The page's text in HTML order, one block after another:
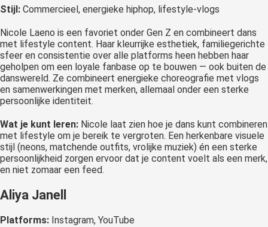
Stijl: Commercieel, energieke hiphop, lifestyle-vlogs
Nicole Laeno is een favoriet onder Gen Z en combineert dans
met lifestyle content. Haar kleurrijke esthetiek, familiegerichte
sfeer en consistentie over alle platforms heen hebben haar
geholpen om een loyale fanbase op te bouwen — ook buiten de
danswereld. Ze combineert energieke choreografie met vlogs
en samenwerkingen met merken, allemaal onder een sterke
persoonlijke identiteit.
Wat je kunt leren: Nicole laat zien hoe je dans kunt combineren
met lifestyle om je bereik te vergroten. Een herkenbare visuele
stijl (neons, matchende outfits, vrolijke muziek) én een sterke
persoonlijkheid zorgen ervoor dat je content voelt als een merk,
en niet zomaar een feed.
Aliya Janell
Platforms: Instagram, YouTube